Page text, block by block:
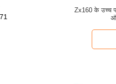
Zx160 के उच्च